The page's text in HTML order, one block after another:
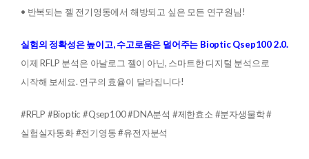
• 반복되는 젤 전기영동에서 해방되고 싶은 모든 연구원님!
실험의 정확성은 높이고, 수고로움은 덜어주는 Bioptic Qsep100 2.0.
이제 RFLP 분석은 아날로그 젤이 아닌, 스마트한 디지털 분석으로
시작해 보세요. 연구의 효율이 달라집니다!
#RFLP #Bioptic #Qsep100 #DNA분석 #제한효소 #분자생물학 #
실험실자동화 #전기영동 #유전자분석